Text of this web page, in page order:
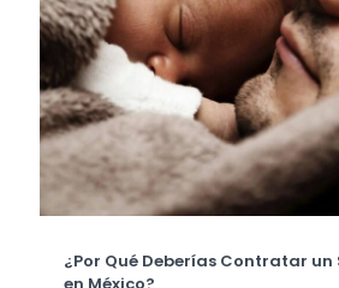
¿Por Qué Deberías Contratar un